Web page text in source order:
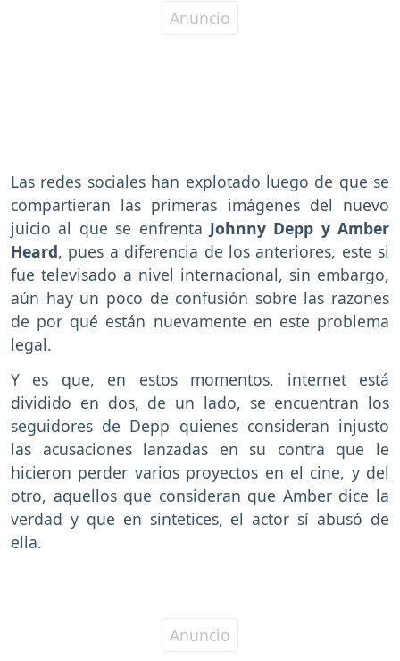
Las redes sociales han explotado luego de que se
compartieran las primeras imágenes del nuevo
juicio al que se enfrenta Johnny Depp y Amber
Heard, pues a diferencia de los anteriores, este si
fue televisado a nivel internacional, sin embargo,
aún hay un poco de confusión sobre las razones
de por qué están nuevamente en este problema
legal.
Y es que, en estos momentos, internet está
dividido en dos, de un lado, se encuentran los
seguidores de Depp quienes consideran injusto
las acusaciones lanzadas en su contra que le
hicieron perder varios proyectos en el cine, y del
otro, aquellos que consideran que Amber dice la
verdad y que en sintetices, el actor sí abusó de
ella.